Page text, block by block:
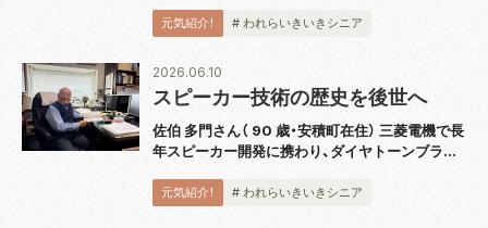
ケットを使用し、穴あきのプラスチックボールを
激...
元気紹介！ # われらいきいきシニア
スピーカー技術の歴史を後世へ
佐伯 多門さん（ 90 歳・安積町在住） 三菱電機で長
年スピーカー開発に携わり、ダイヤトーンブラン
に『スピーカー技術の 100 年』完結巻を出版し、
元気紹介！ # われらいきいきシニア
2026.06.10